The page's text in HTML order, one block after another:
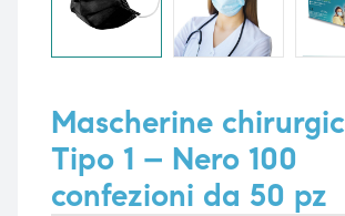
Mascherine
Tipo 1 – Nero 100
confezioni da 50 pz